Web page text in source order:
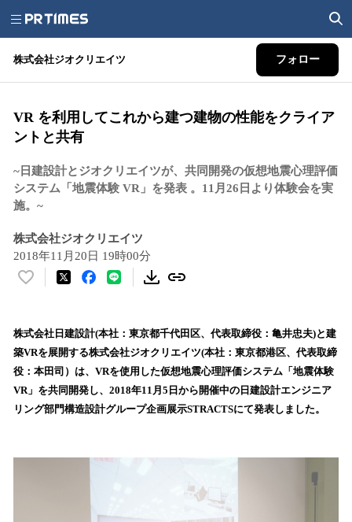
株式会社ジオクリエイツ フォロー
VR を利用してこれから建つ建物の性能をクライア
ントと共有
~日建設計とジオクリエイツが、共同開発の仮想地震心理評価
システム「地震体験 VR」を発表 。11月26日より体験会を実
施。~
株式会社ジオクリエイツ
2018年11月20日 19時00分
い
！
数
を
読
込
株式会社日建設計(本社：東京都千代田区、代表取締役：亀井忠夫)と建
築VRを展開する株式会社ジオクリエイツ(本社：東京都港区、代表取締
役：本田司）は、VRを使用した仮想地震心理評価システム「地震体験
VR」を共同開発し、2018年11月5日から開催中の日建設計エンジニア
リング部門構造設計グループ企画展示STRACTSにて発表しました。